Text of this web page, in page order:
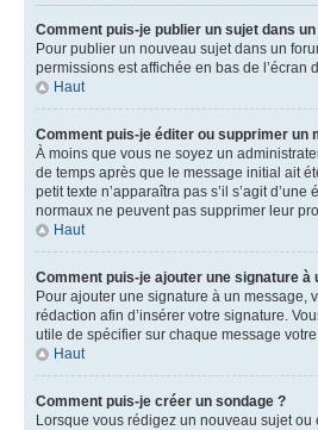
Comment puis-je publier un sujet dans
Pour publier un nouveau sujet dans un
permissions est affichée en bas de
Haut
Comment puis-je éditer ou supprimer un
À moins que vous ne soyez un
de temps après que le message initial ait
petit texte n’apparaîtra pas s’il s’agit
normaux ne peuvent pas supprimer leur
Haut
Comment puis-je ajouter une signature à
Pour ajouter une signature à un message,
rédaction afin d’insérer votre signature.
utile de spécifier sur chaque message
Haut
Comment puis-je créer un sondage ?
Lorsque vous rédigez un nouveau sujet